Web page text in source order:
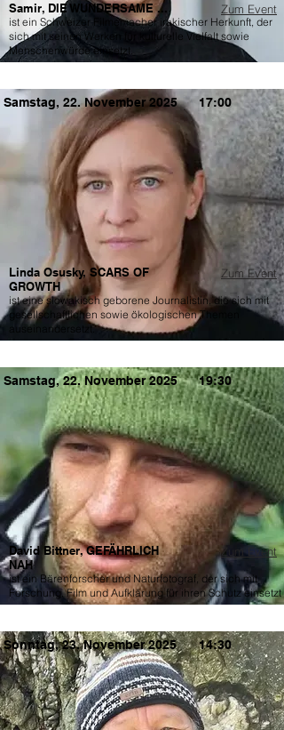
Samir, DIE WUNDERSAME ...
ist ein Schweizer Filmemacher irakischer Herkunft, der
sich mit seinen Werken für kulturelle Vielfalt sowie
Menschenwürde einsetzt.
Zum Event
Samstag, 22. November 2025 17:00
Linda Osusky, SCARS OF
GROWTH
ist eine slowakisch geborene Journalistin, die sich mit
gesellschaftlichen sowie ökologischen Themen
auseinandersetzt.
Zum Event
Samstag, 22. November 2025 19:30
David Bittner, GEFÄHRLICH
NAH
ist ein Bärenforscher und Naturfotograf, der sich mit
Forschung, Film und Aufklärung für ihren Schutz einsetzt
Zum Event
Sonntag, 23. November 2025 14:30